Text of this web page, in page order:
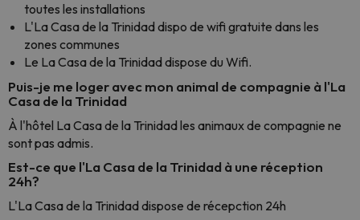
toutes les installations
L'La Casa de la Trinidad dispo de wifi gratuite dans les
zones communes
Le La Casa de la Trinidad dispose du Wifi.
Puis-je me loger avec mon animal de compagnie à l'La
Casa de la Trinidad
À l'hôtel La Casa de la Trinidad les animaux de compagnie ne
sont pas admis.
Est-ce que l'La Casa de la Trinidad à une réception
24h?
L'La Casa de la Trinidad dispose de récepction 24h